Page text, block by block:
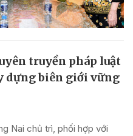
truyền pháp luật
dựng biên giới vững
Nai chủ trì, phối hợp với